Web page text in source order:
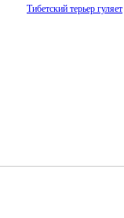
Тибетский терьер гуляет